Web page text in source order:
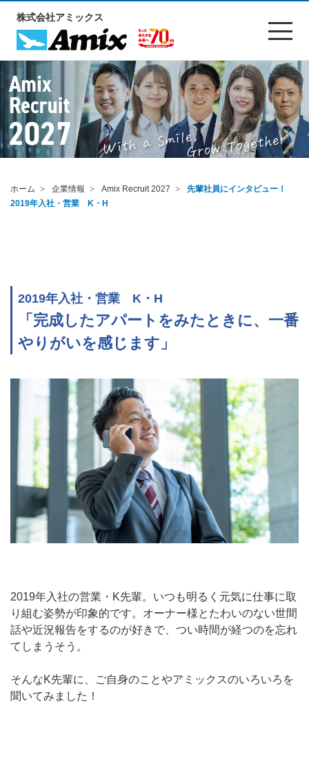
株式会社アミックス
ホーム 企業情報 Amix Recruit 2027
先輩社員にインタビュー！
2019年入社・営業 K・H
2019年入社・営業 K・H
「完成したアパートをみたときに、一番
やりがいを感じます」
2019年入社の営業・K先輩。いつも明るく元気に仕事に取
り組む姿勢が印象的です。オーナー様とたわいのない世間
話や近況報告をするのが好きで、つい時間が経つのを忘れ
てしまうそう。
そんなK先輩に、ご自身のことやアミックスのいろいろを
聞いてみました！